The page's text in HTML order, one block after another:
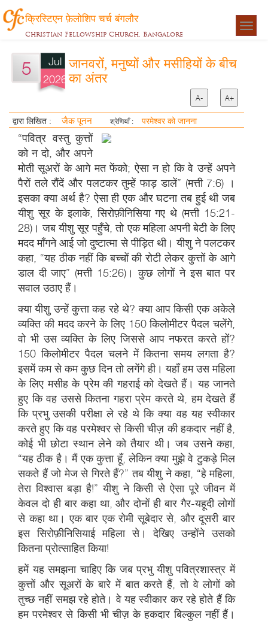
क्रिस्टिएन फ़ेलोशिप चर्च बंगलौर
Christian Fellowship Church, Bangalore
5
Jul
2026
जानवरों, मनुष्यों और मसीहियों के बीच
का अंतर
A- A+
द्वारा लिखित : जैक पूनन श्रेणियाँ : परमेश्वर को जानना
“पवित्र वस्तु कुत्तों
को न दो, और अपने
मोती सूअरों के आगे मत फेंको; ऐसा न हो कि वे उन्हें अपने
पैरों तले रौंदें और पलटकर तुम्हें फाड़ डालें” (मत्ती 7:6) ।
इसका क्या अर्थ है? ऐसा ही एक और घटना तब हुई थी जब
यीशु सूर के इलाके, सिरोफ़ीनिसिया गए थे (मत्ती 15:21-
28)। जब यीशु सूर पहुँचे, तो एक महिला अपनी बेटी के लिए
मदद माँगने आई जो दुष्टात्मा से पीड़ित थी। यीशु ने पलटकर
कहा, “यह ठीक नहीं कि बच्चों की रोटी लेकर कुत्तों के आगे
डाल दी जाए” (मत्ती 15:26)। कुछ लोगों ने इस बात पर
सवाल उठाए हैं।
क्या यीशु उन्हें कुत्ता कह रहे थे? क्या आप किसी एक अकेले
व्यक्ति की मदद करने के लिए 150 किलोमीटर पैदल चलेंगे,
वो भी उस व्यक्ति के लिए जिससे आप नफरत करते हों?
150 किलोमीटर पैदल चलने में कितना समय लगता है?
इसमें कम से कम कुछ दिन तो लगेंगे ही। यहाँ हम उस महिला
के लिए मसीह के प्रेम की गहराई को देखते हैं। यह जानते
हुए कि वह उससे कितना गहरा प्रेम करते थे, हम देखते हैं
कि प्रभु उसकी परीक्षा ले रहे थे कि क्या वह यह स्वीकार
करते हुए कि वह परमेश्वर से किसी चीज़ की हकदार नहीं है,
कोई भी छोटा स्थान लेने को तैयार थी। जब उसने कहा,
“यह ठीक है। मैं एक कुत्ता हूँ, लेकिन क्या मुझे वे टुकड़े मिल
सकते हैं जो मेज से गिरते हैं?” तब यीशु ने कहा, “हे महिला,
तेरा विश्वास बड़ा है!” यीशु ने किसी से ऐसा पूरे जीवन में
केवल दो ही बार कहा था, और दोनों ही बार गैर-यहूदी लोगों
से कहा था। एक बार एक रोमी सूबेदार से, और दूसरी बार
इस सिरोफ़ीनिसियाई महिला से। देखिए उन्होंने उसको
कितना प्रोत्साहित किया!
हमें यह समझना चाहिए कि जब प्रभु यीशु पवित्रशास्त्र में
कुत्तों और सूअरों के बारे में बात करते हैं, तो वे लोगों को
तुच्छ नहीं समझ रहे होते। वे यह स्वीकार कर रहे होते हैं कि
हम परमेश्वर से किसी भी चीज़ के हकदार बिल्कुल नहीं हैं।